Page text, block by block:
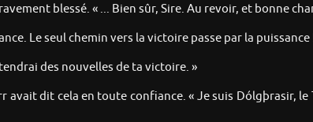
blessé. « ... Bien sûr, Sire. Au revoir, et bonne
Le seul chemin vers la victoire passe par la
des nouvelles de ta victoire. »
avait dit cela en toute confiance. « Je suis Dólgþrasir,